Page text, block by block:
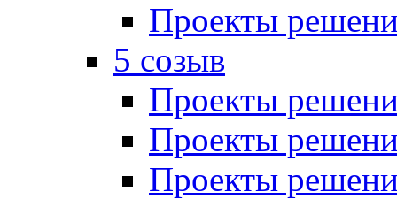
Проекты
5 созыв
Проекты
Проекты
Проекты